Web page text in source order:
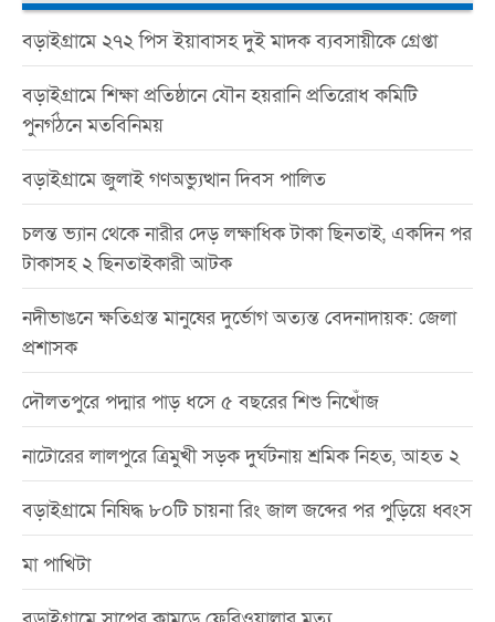
বড়াইগ্রামে ২৭২ পিস ইয়াবাসহ দুই মাদক ব্যবসায়ীকে গ্রেপ্তা
বড়াইগ্রামে শিক্ষা প্রতিষ্ঠানে যৌন হয়রানি প্রতিরোধ কমিটি
পুনর্গঠনে মতবিনিময়
বড়াইগ্রামে জুলাই গণঅভ্যুত্থান দিবস পালিত
চলন্ত ভ্যান থেকে নারীর দেড় লক্ষাধিক টাকা ছিনতাই, একদিন পর
টাকাসহ ২ ছিনতাইকারী আটক
নদীভাঙনে ক্ষতিগ্রস্ত মানুষের দুর্ভোগ অত্যন্ত বেদনাদায়ক: জেলা
প্রশাসক
দৌলতপুরে পদ্মার পাড় ধসে ৫ বছরের শিশু নিখোঁজ
নাটোরের লালপুরে ত্রিমুখী সড়ক দুর্ঘটনায় শ্রমিক নিহত, আহত ২
বড়াইগ্রামে নিষিদ্ধ ৮০টি চায়না রিং জাল জব্দের পর পুড়িয়ে ধ্বংস
মা পাখিটা